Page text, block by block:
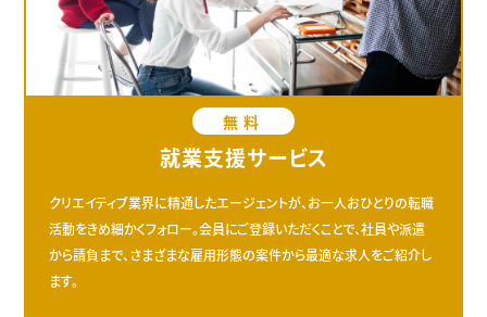
無料
就業支援サービス
クリエイティブ業界に精通したエージェントが、お一人おひとりの転職
活動をきめ細かくフォロー。会員にご登録いただくことで、社員や派遣
から請負まで、さまざまな雇用形態の案件から最適な求人をご紹介し
ます。